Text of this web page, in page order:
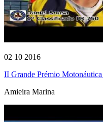
02 10 2016
II Grande Prémio
Amieira Marina